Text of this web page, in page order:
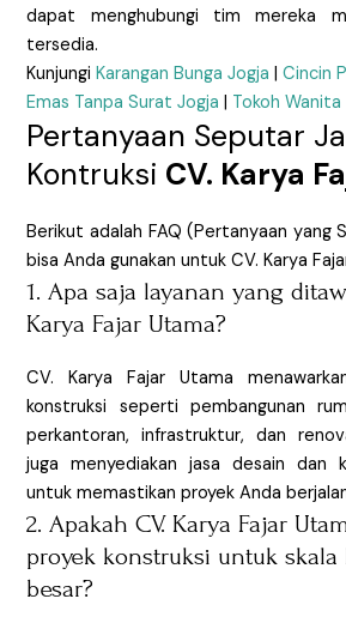
dapat menghubungi tim mereka
tersedia.
KunjungiKarangan Bunga Jogja |Cincin
Emas Tanpa Surat Jogja | Tokoh Wanita
Pertanyaan Seputar
Kontruksi CV. Karya
Berikut adalah FAQ (Pertanyaan yang
bisa Anda gunakan untuk CV. Karya
1. Apa saja layanan yang
Karya Fajar Utama?
CV. Karya Fajar Utama
konstruksi seperti pembangunan
perkantoran, infrastruktur, dan
juga menyediakan jasa desain dan
untuk memastikan proyek Anda
2. Apakah CV. Karya Fajar
proyek konstruksi untuk
besar?